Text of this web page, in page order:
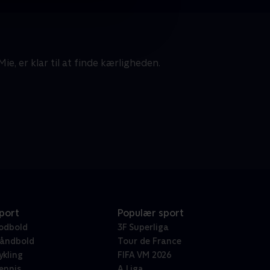
er klar til at finde kærligheden.
Populær sport
3F Superliga
Tour de France
FIFA VM 2026